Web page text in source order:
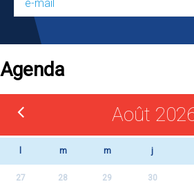
Agenda
Août
m m j
27 28 29 30